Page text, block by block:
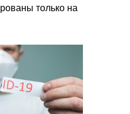
только на